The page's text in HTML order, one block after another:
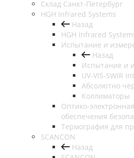
Cклад Санкт-Петербург
HGH Infrared Systems
Назад
HGH Infrared
Испытание и
Назад
Испытание и
UV-VIS-SWIR
Абсолютно
Коллиматоры
Оптико-
обеспечения
Термография для
SCANCON
Назад